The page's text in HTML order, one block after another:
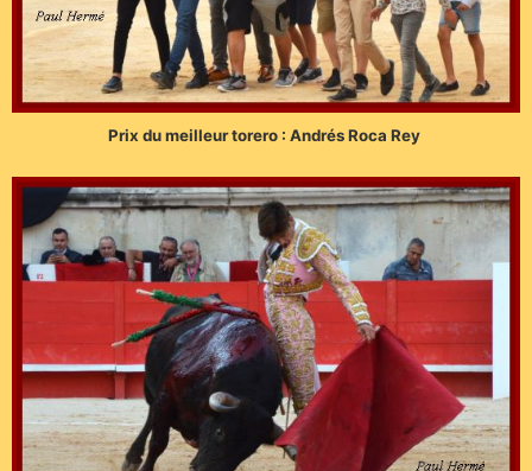
Prix du meilleur torero : Andrés Roca Rey